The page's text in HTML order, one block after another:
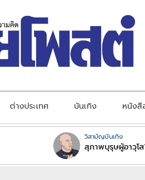
ต่างประเทศ บันเทิง หนัง
วิสามัญบันเทิง
สุภาพบุรุษผู้อาวุโ